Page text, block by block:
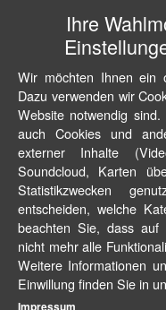
Ihre
Wir möchten Ihnen ein
Dazu verwenden wir
Website notwendig
auch Cookies und
externer Inhalte
Soundcloud, Karten
Statistikzwecken
entscheiden, welche
beachten Sie, dass auf
nicht mehr alle
Weitere Informationen
Einwillung finden Sie in
Impressum